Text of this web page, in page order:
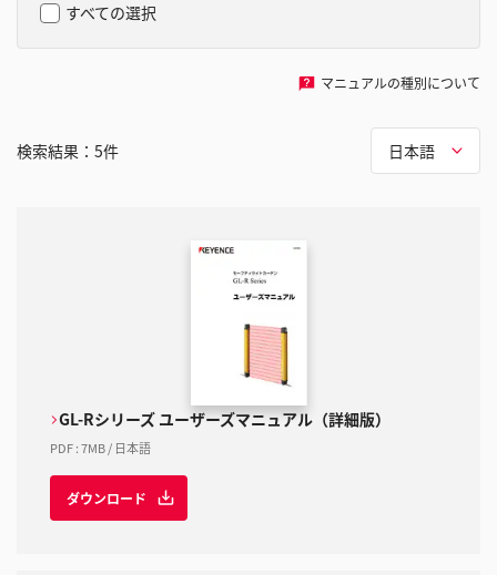
すべての選択
マニュアルの種別について
検索結果： 5件 日本語
GL-Rシリーズ ユーザーズマニュアル（詳細版）
PDF:7MB/ 日本語
ダウンロード